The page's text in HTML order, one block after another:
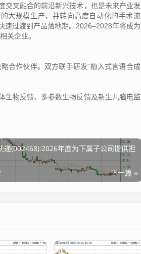
叉融合的前沿新兴技术，也是未来产业发
大规模生产，并转向高度自动化的手术流
速过渡到产品落地期。2026–2028年将成为
关企业。
作伙伴。双方联手研发“植入式言语合成
物反馈、多参数生物反馈及新生儿脑电监
递(002468):2026年度为下属子公司提供担
下一篇 »